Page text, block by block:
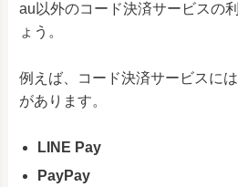
au以外のコード決済サービスの
ょう。
例えば、コード決済サービスに
があります。
LINE Pay
PayPay